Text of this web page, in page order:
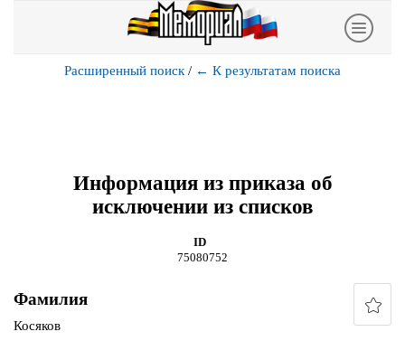
Расширенный поиск / ← К результатам поиска
Информация из приказа об
исключении из списков
ID
75080752
Фамилия
Косяков